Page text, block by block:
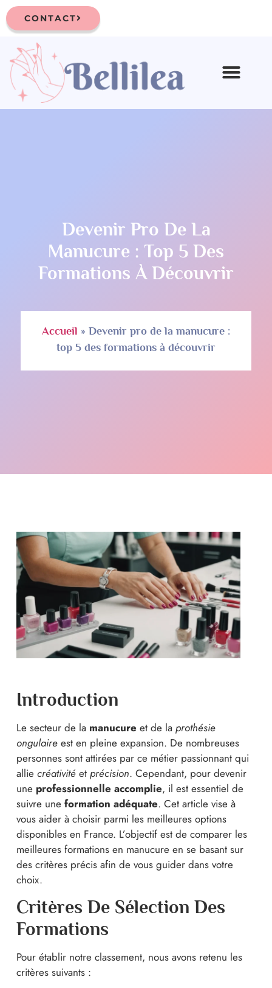
CONTACT
Devenir Pro De La
Manucure : Top 5 Des
Formations À Découvrir
Accueil » Devenir pro de la manucure :
top 5 des formations à découvrir
Introduction
Le secteur de la manucure et de la prothésie
ongulaire est en pleine expansion. De nombreuses
personnes sont attirées par ce métier passionnant qui
allie créativité et précision. Cependant, pour devenir
une professionnelle accomplie, il est essentiel de
suivre une formation adéquate. Cet article vise à
vous aider à choisir parmi les meilleures options
disponibles en France. L’objectif est de comparer les
meilleures formations en manucure en se basant sur
des critères précis afin de vous guider dans votre
choix.
Critères De Sélection Des
Formations
Pour établir notre classement, nous avons retenu les
critères suivants :